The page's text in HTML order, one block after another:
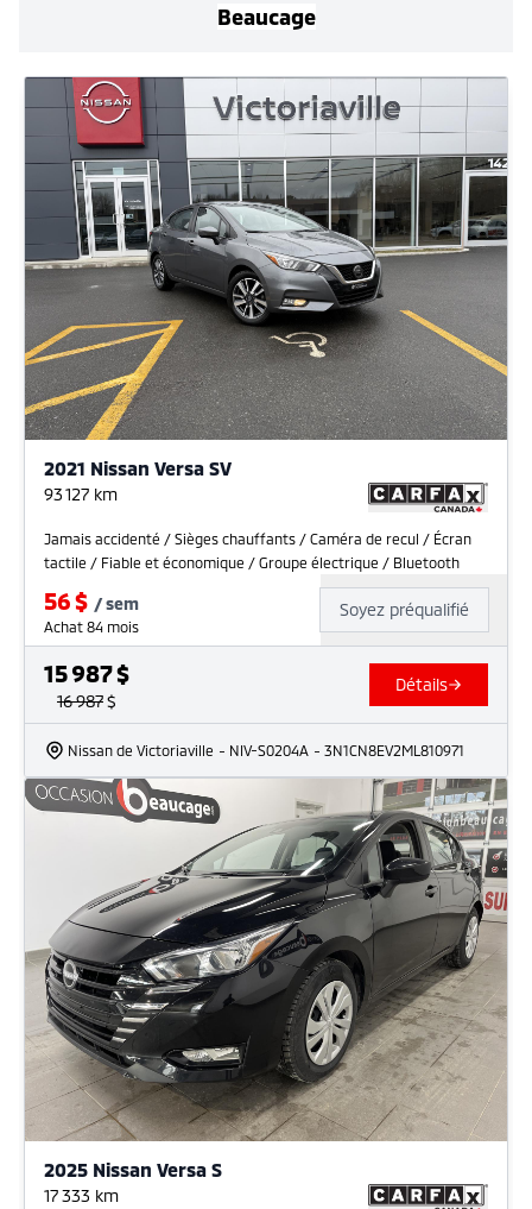
Beaucage
2021 Nissan Versa SV
93 127 km
Jamais accidenté / Sièges chauffants / Caméra de recul / Écran
tactile / Fiable et économique / Groupe électrique / Bluetooth
56$ /sem
Achat 84 mois
Soyez préqualifié
15 987$
16 987$
Détails
Nissan de Victoriaville - NIV-S0204A - 3N1CN8EV2ML810971
2025 Nissan Versa S
17 333 km